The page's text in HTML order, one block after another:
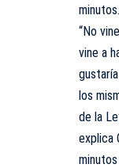
minutos.
“No
vine a
los
de la
explica